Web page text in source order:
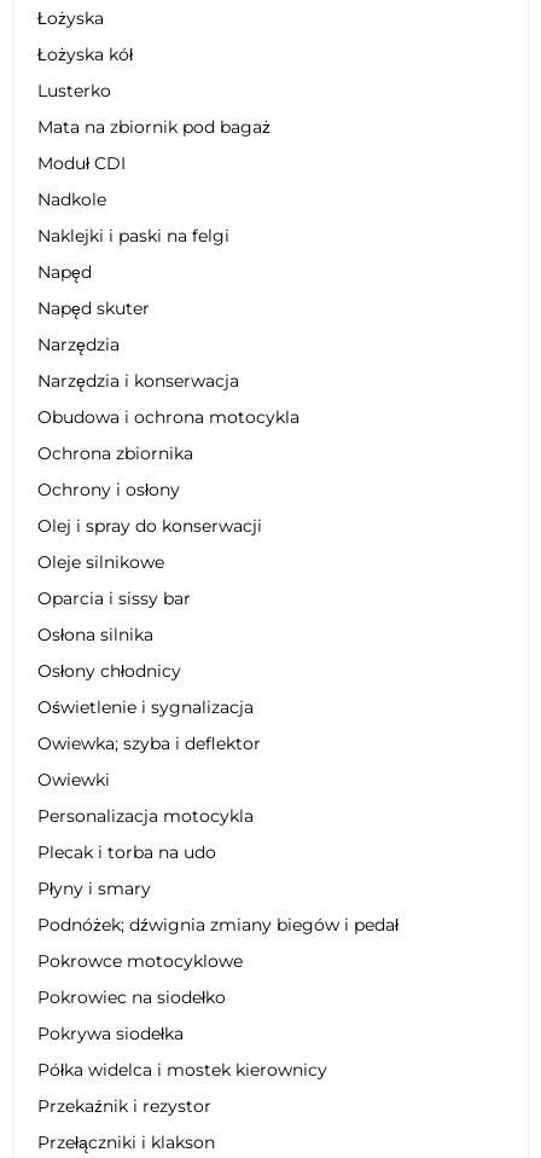
Łożyska
Łożyska kół
Lusterko
Mata na zbiornik pod bagaż
Moduł CDI
Nadkole
Naklejki i paski na felgi
Napęd
Napęd skuter
Narzędzia
Narzędzia i konserwacja
Obudowa i ochrona motocykla
Ochrona zbiornika
Ochrony i osłony
Olej i spray do konserwacji
Oleje silnikowe
Oparcia i sissy bar
Osłona silnika
Osłony chłodnicy
Oświetlenie i sygnalizacja
Owiewka; szyba i deflektor
Owiewki
Personalizacja motocykla
Plecak i torba na udo
Płyny i smary
Podnóżek; dźwignia zmiany biegów i pedał
Pokrowce motocyklowe
Pokrowiec na siodełko
Pokrywa siodełka
Półka widelca i mostek kierownicy
Przekaźnik i rezystor
Przełączniki i klakson